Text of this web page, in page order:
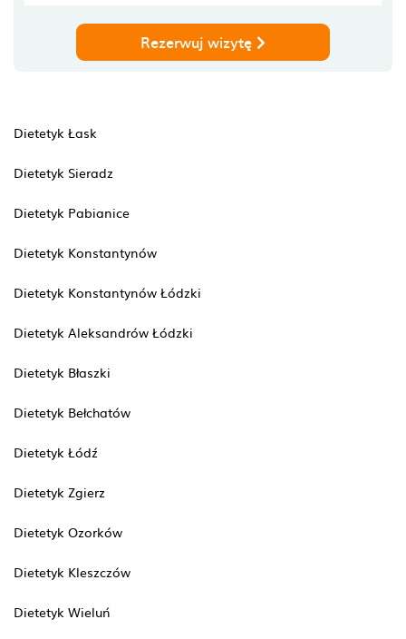
Rezerwuj wizytę
Dietetyk Łask
Dietetyk Sieradz
Dietetyk Pabianice
Dietetyk Konstantynów
Dietetyk Konstantynów Łódzki
Dietetyk Aleksandrów Łódzki
Dietetyk Błaszki
Dietetyk Bełchatów
Dietetyk Łódź
Dietetyk Zgierz
Dietetyk Ozorków
Dietetyk Kleszczów
Dietetyk Wieluń